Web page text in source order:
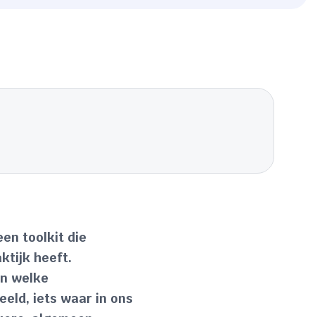
toolkit die
heeft.
welke
iets waar in ons